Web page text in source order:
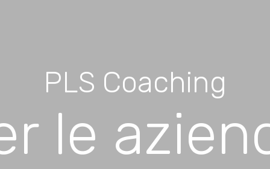
PLS Coaching
le